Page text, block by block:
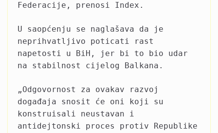
Federacije, prenosi Index.
U saopćenju se naglašava da je
neprihvatljivo poticati rast
napetosti u BiH, jer bi to bio udar
na stabilnost cijelog Balkana.
„Odgovornost za ovakav razvoj
događaja snosit će oni koji su
konstruisali neustavan i
antidejtonski proces protiv Republike